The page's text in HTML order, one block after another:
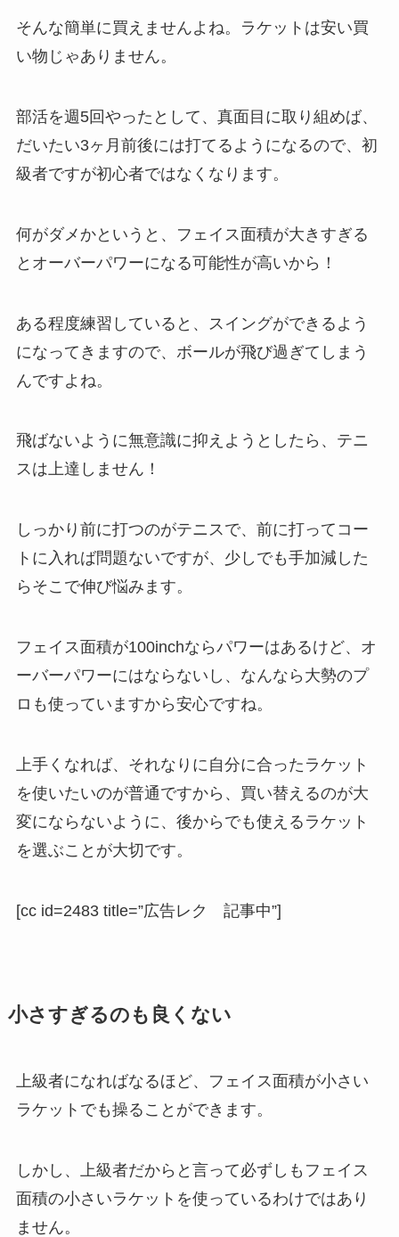
そんな簡単に買えませんよね。ラケットは安い買
い物じゃありません。
部活を週5回やったとして、真面目に取り組めば、
だいたい3ヶ月前後には打てるようになるので、初
級者ですが初心者ではなくなります。
何がダメかというと、フェイス面積が大きすぎる
とオーバーパワーになる可能性が高いから！
ある程度練習していると、スイングができるよう
になってきますので、ボールが飛び過ぎてしまう
んですよね。
飛ばないように無意識に抑えようとしたら、テニ
スは上達しません！
しっかり前に打つのがテニスで、前に打ってコー
トに入れば問題ないですが、少しでも手加減した
らそこで伸び悩みます。
フェイス面積が100inchならパワーはあるけど、オ
ーバーパワーにはならないし、なんなら大勢のプ
ロも使っていますから安心ですね。
上手くなれば、それなりに自分に合ったラケット
を使いたいのが普通ですから、買い替えるのが大
変にならないように、後からでも使えるラケット
を選ぶことが大切です。
[cc id=2483 title=”広告レク 記事中”]
小さすぎるのも良くない
上級者になればなるほど、フェイス面積が小さい
ラケットでも操ることができます。
しかし、上級者だからと言って必ずしもフェイス
面積の小さいラケットを使っているわけではあり
ません。